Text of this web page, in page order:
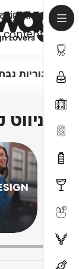
content
קטגוריות